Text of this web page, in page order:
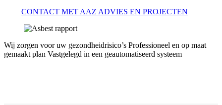
CONTACT MET AAZ ADVIES EN PROJECTEN
Wij zorgen voor uw gezondheidrisico’s Professioneel en op maat
gemaakt plan Vastgelegd in een geautomatiseerd systeem